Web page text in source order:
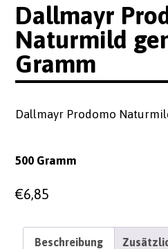
Dallmayr
Naturmild
Gramm
Dallmayr Prodomo
500 Gramm
€6,85
Beschreibung